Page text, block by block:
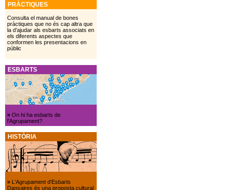
PRÀCTIQUES
Consulta el manual de bones
pràctiques que no és cap altra que
la d’ajudar als esbarts associats en
els diferents aspectes que
conformen les presentacions en
públic
ESBARTS
»On hi ha esbarts de
l’Agrupament?
HISTÒRIA
» L'Agrupament d'Esbarts
Dansaires és una proposta cultural